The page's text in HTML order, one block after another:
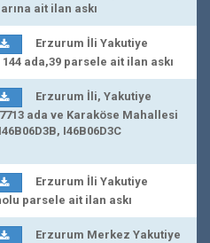
ait ilan askı
Erzurum İli Yakutiye
ada,39 parsele ait ilan askı
Erzurum İli, Yakutiye
ada ve Karaköse Mahallesi
I46B06D3C
Erzurum İli Yakutiye
parsele ait ilan askı
Erzurum Merkez Yakutiye